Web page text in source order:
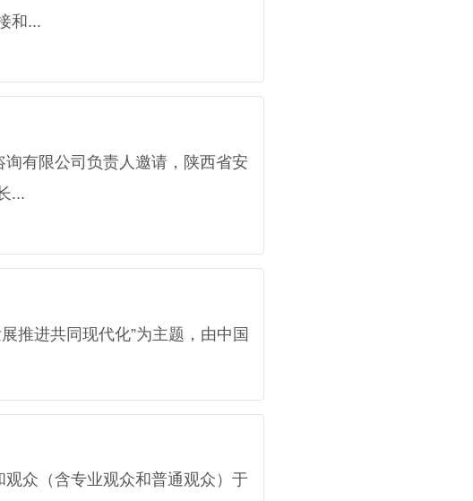
和...
有限公司负责人邀请，陕西省安
...
进共同现代化”为主题，由中国
众（含专业观众和普通观众）于